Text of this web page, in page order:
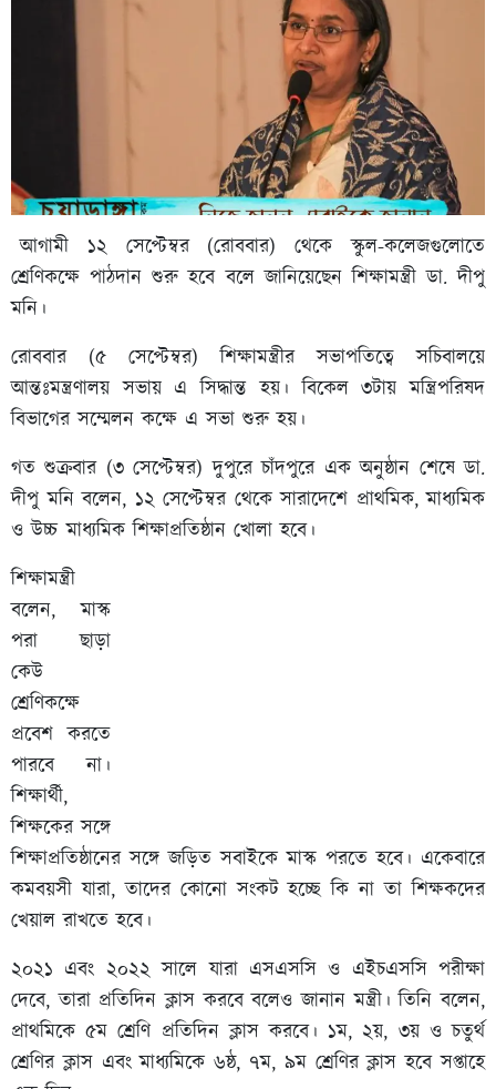
আগামী ১২ সেপ্টেম্বর (রোববার) থেকে স্কুল-কলেজগুলোতে
শ্রেণিকক্ষে পাঠদান শুরু হবে বলে জানিয়েছেন শিক্ষামন্ত্রী ডা. দীপু
মনি।
রোববার (৫ সেপ্টেম্বর) শিক্ষামন্ত্রীর সভাপতিত্বে সচিবালয়ে
আন্তঃমন্ত্রণালয় সভায় এ সিদ্ধান্ত হয়। বিকেল ৩টায় মন্ত্রিপরিষদ
বিভাগের সম্মেলন কক্ষে এ সভা শুরু হয়।
গত শুক্রবার (৩ সেপ্টেম্বর) দুপুরে চাঁদপুরে এক অনুষ্ঠান শেষে ডা.
দীপু মনি বলেন, ১২ সেপ্টেম্বর থেকে সারাদেশে প্রাথমিক, মাধ্যমিক
ও উচ্চ মাধ্যমিক শিক্ষাপ্রতিষ্ঠান খোলা হবে।
শিক্ষামন্ত্রী
বলেন, মাস্ক
পরা ছাড়া
কেউ
শ্রেণিকক্ষে
প্রবেশ করতে
পারবে না।
শিক্ষার্থী,
শিক্ষকের সঙ্গে
শিক্ষাপ্রতিষ্ঠানের সঙ্গে জড়িত সবাইকে মাস্ক পরতে হবে। একেবারে
কমবয়সী যারা, তাদের কোনো সংকট হচ্ছে কি না তা শিক্ষকদের
খেয়াল রাখতে হবে।
২০২১ এবং ২০২২ সালে যারা এসএসসি ও এইচএসসি পরীক্ষা
দেবে, তারা প্রতিদিন ক্লাস করবে বলেও জানান মন্ত্রী। তিনি বলেন,
প্রাথমিকে ৫ম শ্রেণি প্রতিদিন ক্লাস করবে। ১ম, ২য়, ৩য় ও চতুর্থ
শ্রেণির ক্লাস এবং মাধ্যমিকে ৬ষ্ঠ, ৭ম, ৯ম শ্রেণির ক্লাস হবে সপ্তাহে